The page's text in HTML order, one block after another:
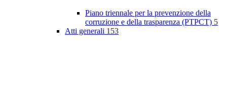
Piano triennale per la prevenzione della
corruzione e della trasparenza (PTPCT) 5
Atti generali 153